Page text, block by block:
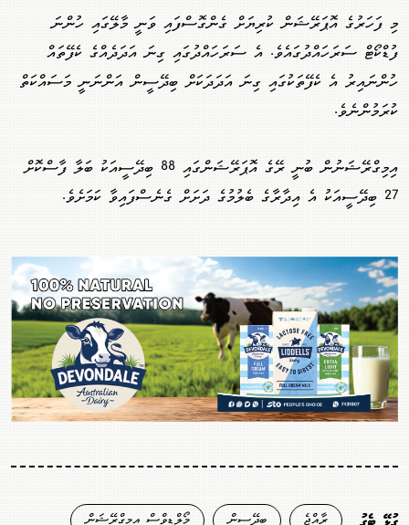
މި ފަހަރުގެ އޮޕަރޭޝަން ކުރިޔަށް ގެންގޮސްފައި ވަނީ މާލޭގައި ހުންނަ
ފުޑްކޯޓް ސަރަހައްދުގައެވެ. އެ ސަރަހައްދުގައި ގިނަ އަދަދެއްގެ ކެފޭތައް
ހުންނައިރު އެ ކެފޭތަކުގައި ގިނަ އަދަދަކަށް ބިދޭސީން އަންނަނީ މަސައްކަތް
ކުރަމުންނެވެ.
އިމިގްރޭޝަނުން ބުނީ ރޭގެ އޮޕަރޭޝަންގައި 88 ބިދޭސީއަކު ބަލާ ފާސްކޮށް
27 ބިދޭސީއަކު އެ އިދާރާގެ ބެލުމުގެ ދަށަށް ގެނެސްފައިވާ ކަމަށެވެ.
ރާއްޖެ ބިދޭސީން
މޯލްޑިވްސް އިމިގްރޭޝަން